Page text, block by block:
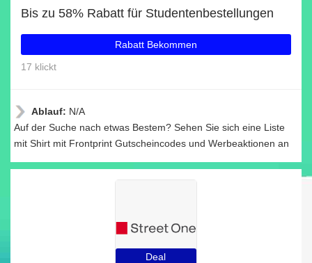
Bis zu 58% Rabatt für Studentenbestellungen
Rabatt Bekommen
17 klickt
Ablauf: N/A
Auf der Suche nach etwas Bestem? Sehen Sie sich eine Liste
mit Shirt mit Frontprint Gutscheincodes und Werbeaktionen an
Deal